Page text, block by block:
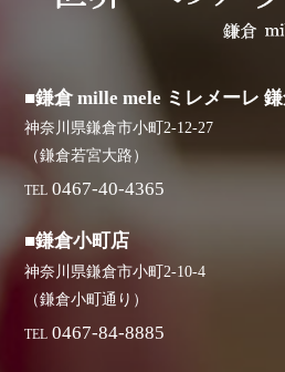
■鎌倉 mille mele ミレメーレ
神奈川県鎌倉市小町2-12-27
（鎌倉若宮大路）
TEL 0467-40-4365
■鎌倉小町店
神奈川県鎌倉市小町2-10-4
（鎌倉小町通り）
TEL 0467-84-8885